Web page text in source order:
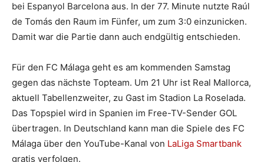
bei Espanyol Barcelona aus. In der 77. Minute nutzte Raúl
de Tomás den Raum im Fünfer, um zum 3:0 einzunicken.
Damit war die Partie dann auch endgültig entschieden.
Für den FC Málaga geht es am kommenden Samstag
gegen das nächste Topteam. Um 21 Uhr ist Real Mallorca,
aktuell Tabellenzweiter, zu Gast im Stadion La Roselada.
Das Topspiel wird in Spanien im Free-TV-Sender GOL
übertragen. In Deutschland kann man die Spiele des FC
Málaga über den YouTube-Kanal von LaLiga Smartbank
gratis verfolgen.